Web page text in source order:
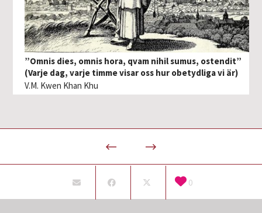
”Omnis dies, omnis hora, qvam nihil sumus, ostendit”
(Varje dag, varje timme visar oss hur obetydliga vi är)
V.M. Kwen Khan Khu
0